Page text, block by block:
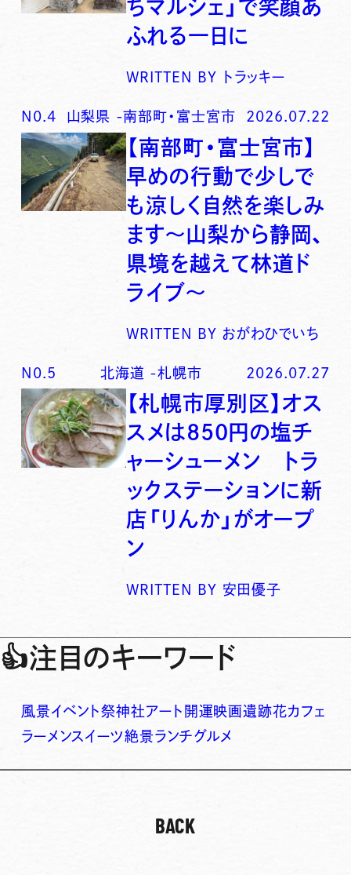
ちマルシェ」で笑顔あ
ふれる一日に
WRITTEN BY トラッキー
N0.4 山梨県 -南部町・富士宮市 2026.07.22
【南部町・富士宮市】
早めの行動で少しで
も涼しく自然を楽しみ
ます〜山梨から静岡、
県境を越えて林道ド
ライブ〜
WRITTEN BY おがわひでいち
N0. 5 北海道 -札幌市 2026.07.27
【札幌市厚別区】オス
スメは850円の塩チ
ャーシューメン トラ
ックステーションに新
店「りんか」がオープ
ン
WRITTEN BY 安田優子
👍注目のキーワード
風景イベント祭神社アート 開運映画遺跡花カフェ
ラーメンスイーツ絶景ランチグルメ
BACK